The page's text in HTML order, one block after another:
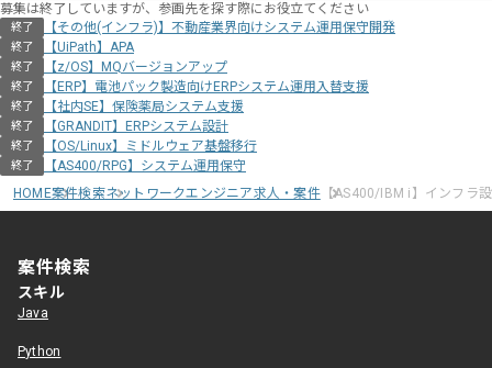
募集は終了していますが、参画先を探す際にお役立てください
終了 【その他(インフラ)】不動産業界向けシステム運用保守開発
終了 【UiPath】APA
終了 【z/OS】MQバージョンアップ
終了 【ERP】電池パック製造向けERPシステム運用入替支援
終了 【社内SE】保険薬局システム支援
終了 【GRANDIT】ERPシステム設計
終了 【OS/Linux】ミドルウェア基盤移行
終了
【AS400/RPG】システム運用保守
HOME案件検索ネットワークエンジニア求人・案件【AS400/IBM i】インフラ
案件検索
スキル
Java
Python